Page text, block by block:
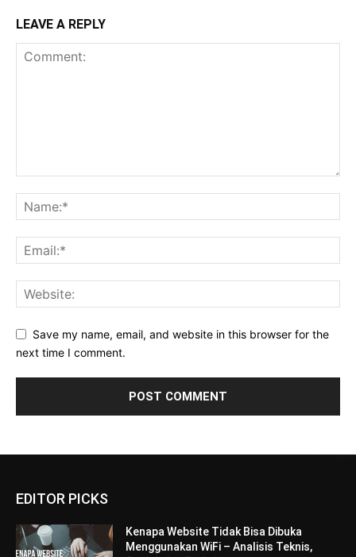
LEAVE A REPLY
Save my name, email, and website in this browser for the
next time I comment.
EDITOR PICKS
Kenapa Website Tidak Bisa Dibuka
Menggunakan WiFi – Analisis Teknis,